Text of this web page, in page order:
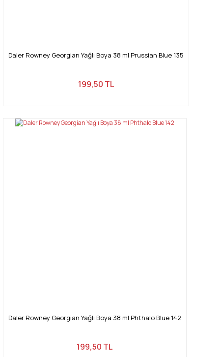
Daler Rowney Georgian Yağlı Boya 38 ml Prussian Blue 135
199,50 TL
Daler Rowney Georgian Yağlı Boya 38 ml Phthalo Blue 142
199,50 TL